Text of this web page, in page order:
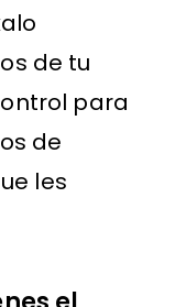
de tu
para
de
les